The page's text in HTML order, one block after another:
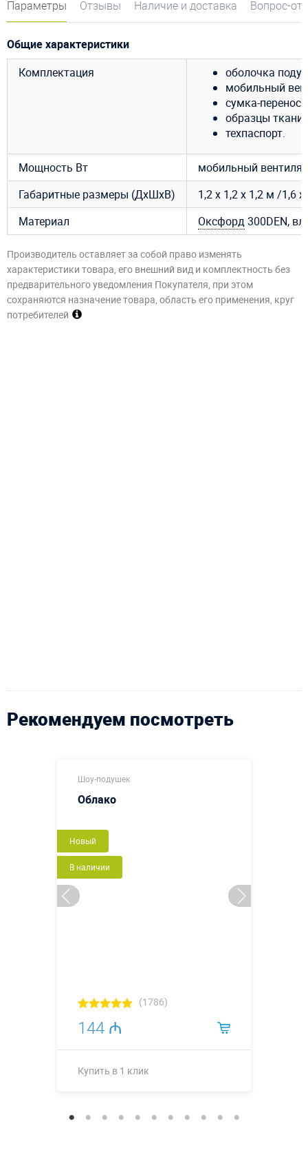
Параметры Отзывы Наличие и доставка Вопрос-
Общие характеристики
Комплектация
оболочка
мобильный
сумка-
образцы ткани
техпаспорт.
Мощность Вт
мобильный
Габаритные размеры (ДхШхВ)
1,2 х 1,2 х 1,2 м /1,6
Материал
Оксфорд300DEN,
Производитель оставляет за собой право изменять
характеристики товара, его внешний вид и комплектность без
предварительного уведомления Покупателя, при этом
сохраняются назначение товара, область его применения, круг
потребителей
Рекомендуем посмотреть
Шоу-подушек
Облако
Новый
В наличии
(1786)
144 ₼
Купить в 1 клик